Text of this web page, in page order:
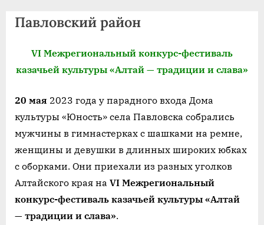
тел./
+7
(3852)
39
59
Павловский район
VI Межрегиональный конкурс-фестиваль
казачьей культуры «Алтай — традиции и слава»
20 мая 2023 года у парадного входа Дома
культуры «Юность» села Павловска собрались
мужчины в гимнастерках с шашками на ремне,
женщины и девушки в длинных широких юбках
с оборками. Они приехали из разных уголков
Алтайского края на VI Межрегиональный
конкурс-фестиваль казачьей культуры «Алтай
— традиции и слава».